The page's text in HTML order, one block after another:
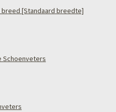
breed [Standaard breedte]
Schoenveters